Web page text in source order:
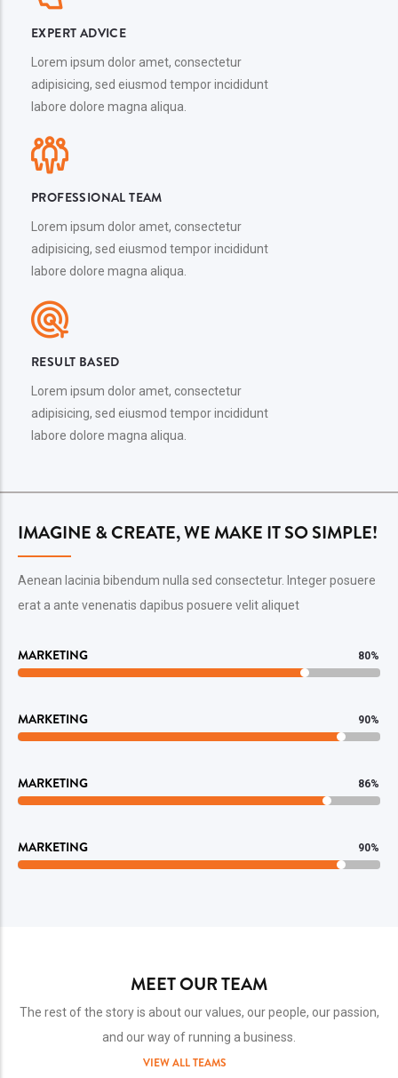
EXPERT ADVICE
Lorem ipsum dolor amet, consectetur
adipisicing, sed eiusmod tempor incididunt
labore dolore magna aliqua.
PROFESSIONAL TEAM
Lorem ipsum dolor amet, consectetur
adipisicing, sed eiusmod tempor incididunt
labore dolore magna aliqua.
RESULT BASED
Lorem ipsum dolor amet, consectetur
adipisicing, sed eiusmod tempor incididunt
labore dolore magna aliqua.
IMAGINE & CREATE, WE MAKE IT SO SIMPLE!
Aenean lacinia bibendum nulla sed consectetur. Integer posuere
erat a ante venenatis dapibus posuere velit aliquet
MARKETING 80%
MARKETING 90%
MARKETING 86%
MARKETING 90%
MEET OUR TEAM
The rest of the story is about our values, our people, our passion,
and our way of running a business.
VIEW ALL TEAMS